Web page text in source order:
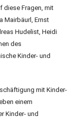
diese Fragen, mit
Mairbäurl, Ernst
Hudelist, Heidi
des
Kinder- und
mit Kinder-
einem
Kinder- und